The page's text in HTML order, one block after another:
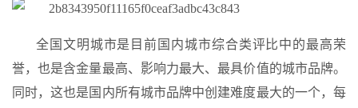
全国文明城市是目前国内城市综合类评比中的最高荣
誉，也是含金量最高、影响力最大、最具价值的城市品牌。
同时，这也是国内所有城市品牌中创建难度最大的一个，每